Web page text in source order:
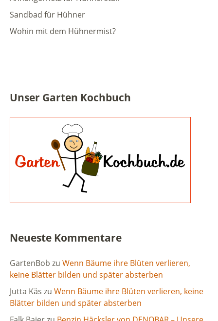
Sandbad für Hühner
Wohin mit dem Hühnermist?
Unser Garten Kochbuch
Neueste Kommentare
GartenBob zu Wenn Bäume ihre Blüten verlieren,
keine Blätter bilden und später absterben
Jutta Käs zu Wenn Bäume ihre Blüten verlieren, keine
Blätter bilden und später absterben